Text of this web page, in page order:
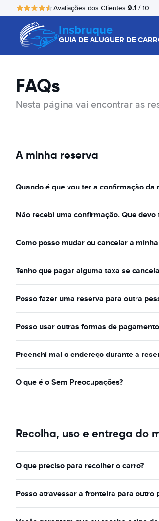
Avaliações dos Clientes 9.1 / 10
Insbruque
GUIA DE ALUGUER DE
FAQs
Nesta página vai encontrar as
A minha reserva
Quando é que vou ter a confirmação da
Não recebi uma confirmação. Que devo
Como posso mudar ou cancelar a
Tenho que pagar alguma taxa se
Posso fazer uma reserva para outra
Posso usar outras formas de
Preenchi mal o endereço durante a
O que é o Sem Preocupações?
Recolha, uso e entrega do
O que preciso para recolher o carro?
Posso atravessar a fronteira para outro